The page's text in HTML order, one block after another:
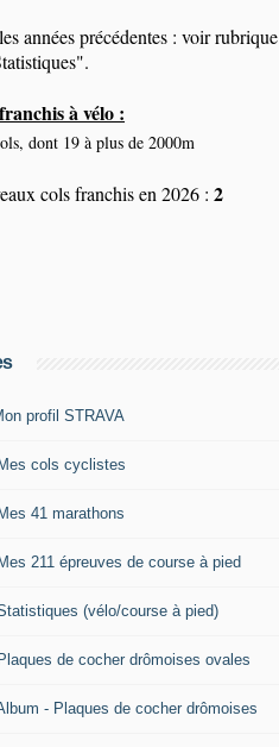
années précédentes : voir rubrique
à vélo :
dont 19 à plus de 2000m
cols franchis en 2026 : 2
profil STRAVA
cols cyclistes
41 marathons
211 épreuves de course à pied
(vélo/course à pied)
de cocher drômoises ovales
- Plaques de cocher drômoises